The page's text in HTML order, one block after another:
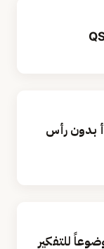
تبدأ بدون رأس
للتفكير